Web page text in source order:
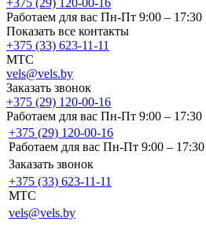
+375 (29) 120-00-16
Работаем для вас Пн-Пт 9:00 – 17:30
Показать все контакты
+375 (33) 623-11-11
MTC
vels@vels.by
Заказать звонок
+375 (29) 120-00-16
Работаем для вас Пн-Пт 9:00 – 17:30
+375 (29) 120-00-16
Работаем для вас Пн-Пт 9:00 – 17:30
Заказать звонок
+375 (33) 623-11-11
MTC
vels@vels.by